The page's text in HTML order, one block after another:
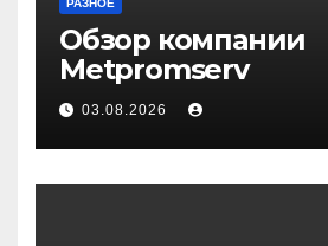
РАЗНОЕ
Обзор компании
Metpromserv
03.08.2026